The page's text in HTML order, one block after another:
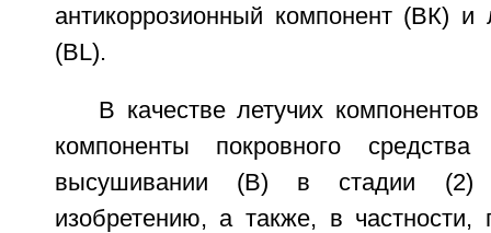
антикоррозионный компонент (ВК) и
(BL).
В качестве летучих
компоненты покровного
высушивании (В) в стадии (2)
изобретению, а также, в частности,